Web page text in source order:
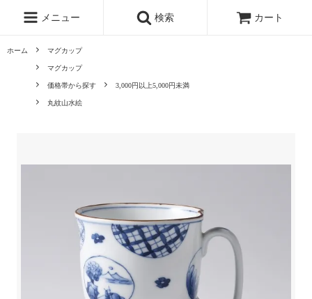
メニュー 検索 カート
ホーム マグカップ
マグカップ
価格帯から探す 3,000円以上5,000円未満
丸紋山水絵